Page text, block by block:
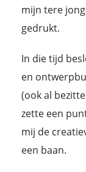
mijn tere
gedrukt.
In die tijd
en
(ook al
zette een
mij de
een baan.